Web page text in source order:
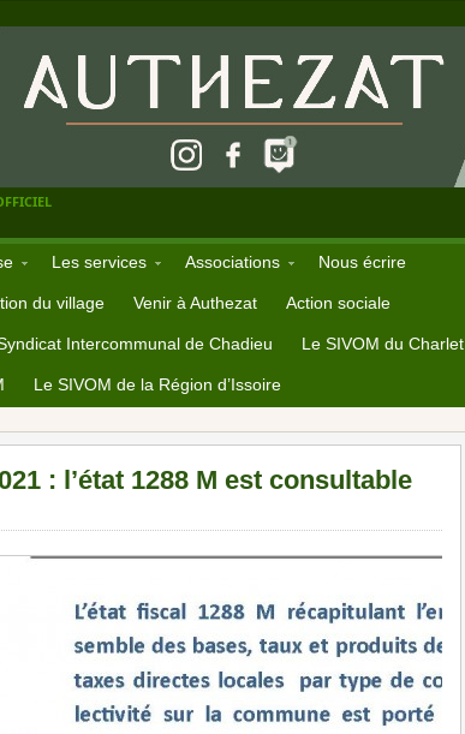
Les services Associations Nous écrire
du village Venir à Authezat Action sociale
Intercommunal de Chadieu Le SIVOM du Charlet
Le SIVOM de la Région d’Issoire
: l’état 1288 M est consultable